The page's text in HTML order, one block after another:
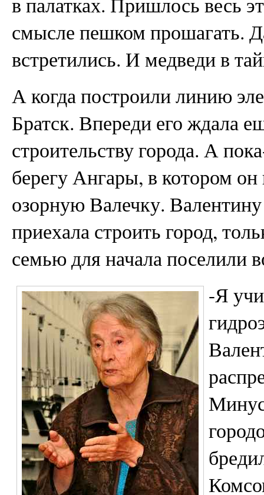
смысле пешком прошагать.
встретились. И медведи в
А когда построили линию
Братск. Впереди его ждала
строительству города. А
берегу Ангары, в котором
озорную Валечку.
приехала строить город,
семью для начала поселили
-Я